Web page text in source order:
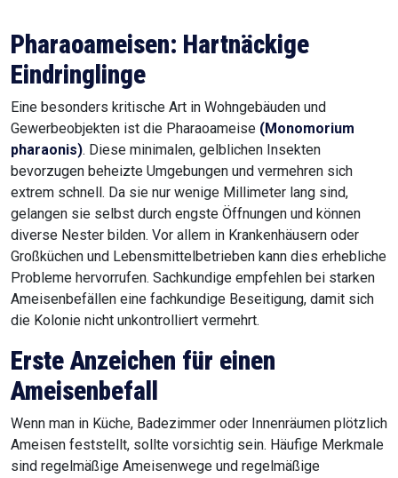
Pharaoameisen: Hartnäckige
Eindringlinge
Eine besonders kritische Art in Wohngebäuden und
Gewerbeobjekten ist die Pharaoameise (Monomorium
pharaonis). Diese minimalen, gelblichen Insekten
bevorzugen beheizte Umgebungen und vermehren sich
extrem schnell. Da sie nur wenige Millimeter lang sind,
gelangen sie selbst durch engste Öffnungen und können
diverse Nester bilden. Vor allem in Krankenhäusern oder
Großküchen und Lebensmittelbetrieben kann dies erhebliche
Probleme hervorrufen. Sachkundige empfehlen bei starken
Ameisenbefällen eine fachkundige Beseitigung, damit sich
die Kolonie nicht unkontrolliert vermehrt.
Erste Anzeichen für einen
Ameisenbefall
Wenn man in Küche, Badezimmer oder Innenräumen plötzlich
Ameisen feststellt, sollte vorsichtig sein. Häufige Merkmale
sind regelmäßige Ameisenwege und regelmäßige